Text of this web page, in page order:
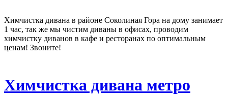
Химчистка дивана в районе Соколиная Гора на дому занимает
1 час, так же мы чистим диваны в офисах, проводим
химчистку диванов в кафе и ресторанах по оптимальным
ценам! Звоните!
Химчистка дивана метро